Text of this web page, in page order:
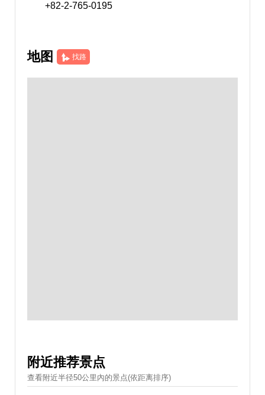
+82-2-765-0195
地图 找路
附近推荐景点
查看附近半径50公里內的景点(依距离排序)